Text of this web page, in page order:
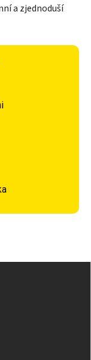
a zjednoduší